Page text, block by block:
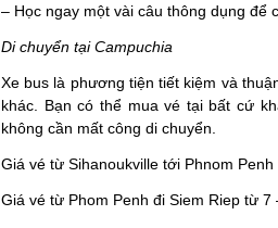
– Học ngay một vài câu thông dụng để
Di chuyển tại Campuchia
Xe bus là phương tiện tiết kiệm và
khác. Bạn có thể mua vé tại bất cứ
không cần mất công di chuyển.
Giá vé từ Sihanoukville tới Phnom
Giá vé từ Phom Penh đi Siem Riep từ 7